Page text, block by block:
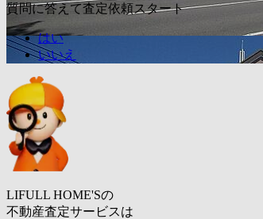
質問に答えて査定依頼スタート
はい
いいえ
LIFULL HOME'Sの
不動産査定サービスは